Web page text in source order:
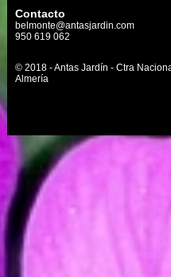
Contacto
belmonte@antasjardin.com
950 619 062
© 2018 - Antas Jardín - Ctra
Almería